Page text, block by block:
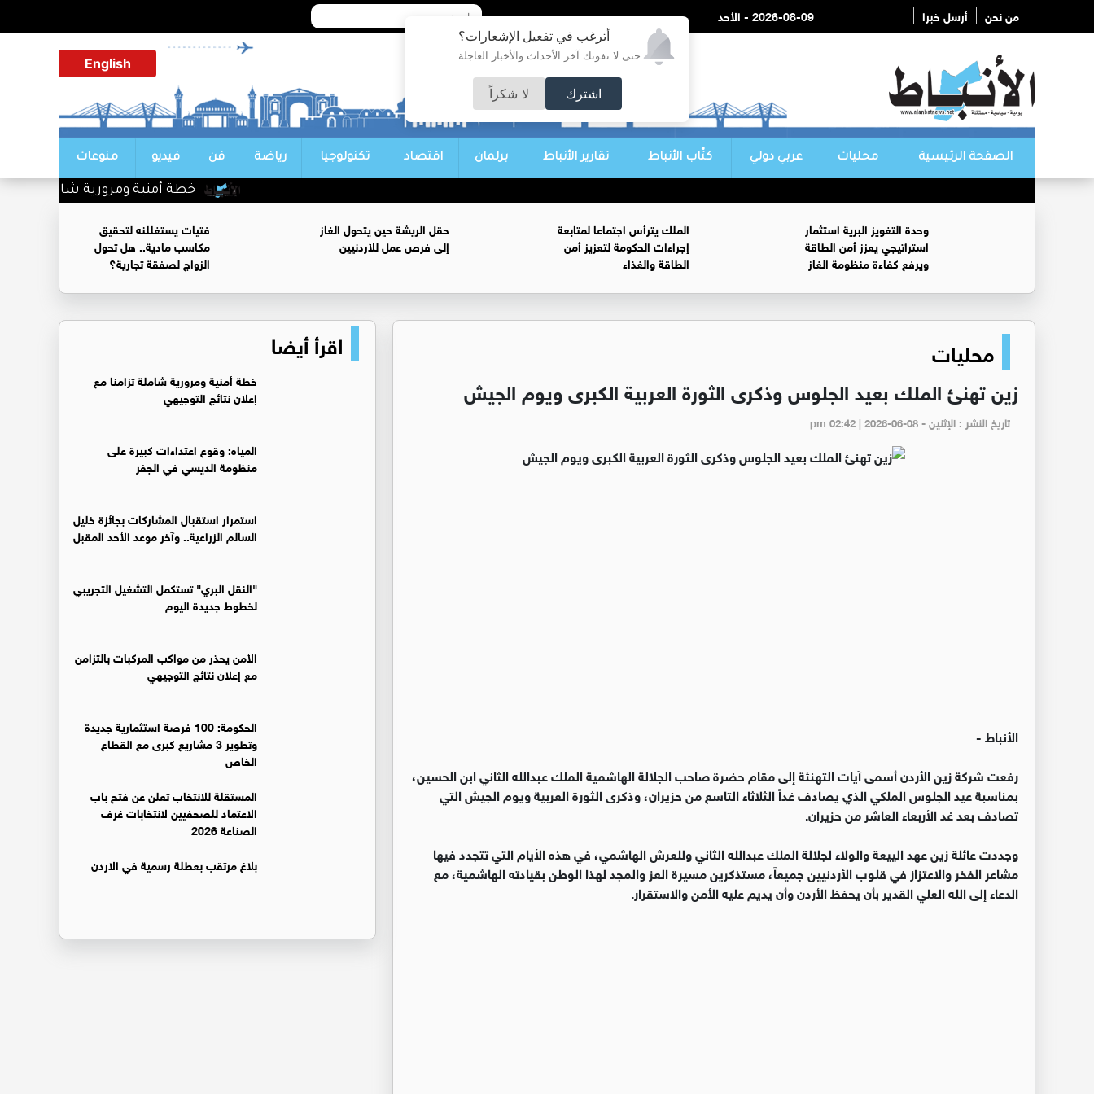
أترغب في تفعيل الإشعارات؟
حتى لا تفوتك آخر الأحداث والأخبار العاجلة
اشترك لا شكراً
من نحن أرسل خبرا 2026-08-09 - الأحد
English
الصفحة الرئيسية محليات عربي دولي كتّاب الأنباط تقارير الأنباط برلمان اقتصاد تكنولوجيا رياضة فن فيديو منوعات
خطة أمنية ومرورية شاملة تزامنا مع
وحدة التغويز البرية استثمار
استراتيجي يعزز أمن الطاقة
ويرفع كفاءة منظومة الغاز
الملك يترأس اجتماعا لمتابعة
إجراءات الحكومة لتعزيز أمن
الطاقة والغذاء
حقل الريشة حين يتحول الغاز
إلى فرص عمل للأردنيين
فتيات يستغللنه لتحقيق
مكاسب مادية.. هل تحول
الزواج لصفقة تجارية؟
محليات
زين تهنئ الملك بعيد الجلوس وذكرى الثورة العربية الكبرى ويوم الجيش
تاريخ النشر : الإثنين - pm 02:42 | 2026-06-08
الأنباط -
رفعت شركة زين الأردن أسمى آيات التهنئة إلى مقام حضرة صاحب الجلالة الهاشمية الملك عبدالله الثاني ابن الحسين،
بمناسبة عيد الجلوس الملكي الذي يصادف غداً الثلاثاء التاسع من حزيران، وذكرى الثورة العربية ويوم الجيش التي
تصادف بعد غد الأربعاء العاشر من حزيران.
وجددت عائلة زين عهد الييعة والولاء لجلالة الملك عبدالله الثاني وللعرش الهاشمي، في هذه الأيام التي تتجدد فيها
مشاعر الفخر والاعتزاز في قلوب الأردنيين جميعاً، مستذكرين مسيرة العز والمجد لهذا الوطن بقيادته الهاشمية، مع
الدعاء إلى الله العلي القدير بأن يحفظ الأردن وأن يديم عليه الأمن والاستقرار.
اقرأ أيضا
خطة أمنية ومرورية شاملة تزامنا مع
إعلان نتائج التوجيهي
المياه: وقوع اعتداءات كبيرة على
منظومة الديسي في الجفر
استمرار استقبال المشاركات بجائزة خليل
السالم الزراعية.. وآخر موعد الأحد المقبل
"النقل البري" تستكمل التشغيل التجريبي
لخطوط جديدة اليوم
الأمن يحذر من مواكب المركبات بالتزامن
مع إعلان نتائج التوجيهي
الحكومة: 100 فرصة استثمارية جديدة
وتطوير 3 مشاريع كبرى مع القطاع
الخاص
المستقلة للانتخاب تعلن عن فتح باب
الاعتماد للصحفيين لانتخابات غرف
الصناعة 2026
بلاغ مرتقب بعطلة رسمية في الاردن